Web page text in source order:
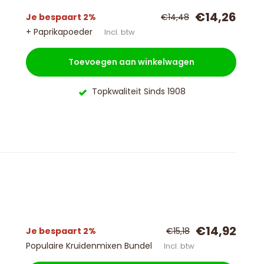
Je bespaart 2% €14,48 €14,26
+ Paprikapoeder Incl. btw
Toevoegen aan winkelwagen
Topkwaliteit Sinds 1908
Je bespaart 2% €15,18 €14,92
Populaire Kruidenmixen Bundel Incl. btw